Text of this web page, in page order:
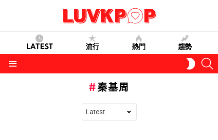
LATEST 流行 熱門 趨勢
SKIN
秦基周